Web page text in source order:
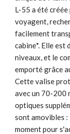
L-55 a été
voyagent,
facilement
cabine*. Elle est
niveaux, et le
emporté grâce
Cette valise
avec un 70-200
optiques
sont amovibles
moment pour